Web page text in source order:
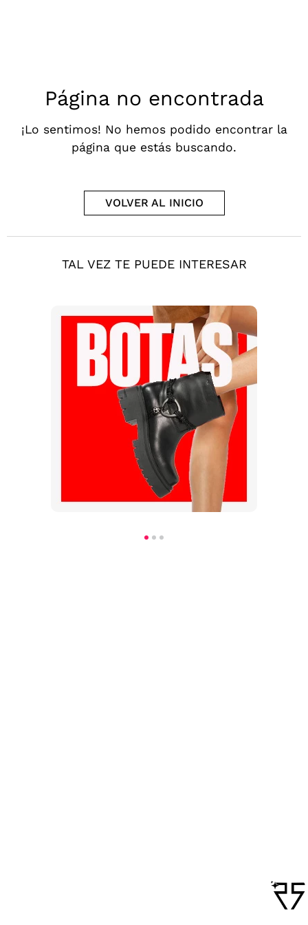
Página no encontrada
¡Lo sentimos! No hemos podido encontrar la
página que estás buscando.
VOLVER AL INICIO
TAL VEZ TE PUEDE INTERESAR